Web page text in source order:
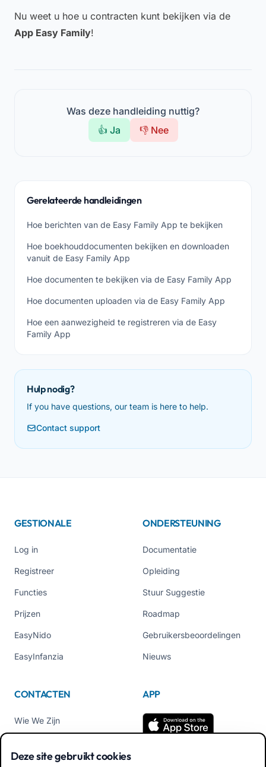
Nu weet u hoe u contracten kunt bekijken via de
App Easy Family!
Was deze handleiding nuttig?
👍 Ja
👎 Nee
Gerelateerde handleidingen
Hoe berichten van de Easy Family App te bekijken
Hoe boekhouddocumenten bekijken en downloaden
vanuit de Easy Family App
Hoe documenten te bekijken via de Easy Family App
Hoe documenten uploaden via de Easy Family App
Hoe een aanwezigheid te registreren via de Easy
Family App
Hulp nodig?
If you have questions, our team is here to help.
Contact support
GESTIONALE
Log in
Registreer
Functies
Prijzen
EasyNido
EasyInfanzia
ONDERSTEUNING
Documentatie
Opleiding
Stuur Suggestie
Roadmap
Gebruikersbeoordelingen
Nieuws
CONTACTEN
Wie We Zijn
Tel +39 02 84152514
APP
Deze site gebruikt cookies